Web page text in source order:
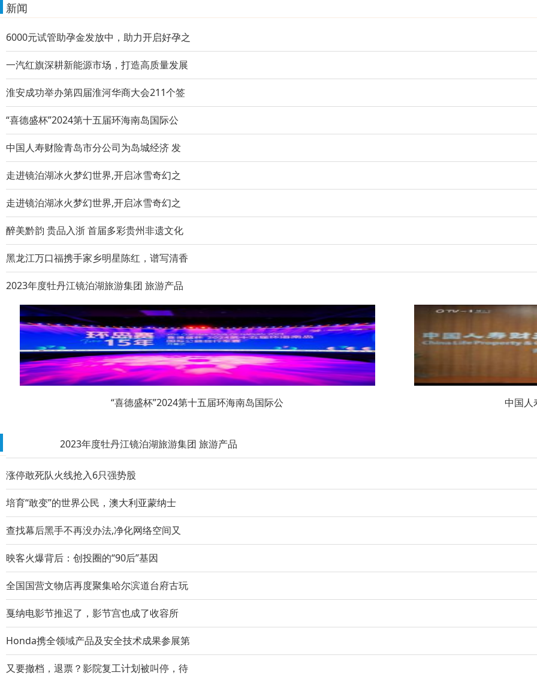
新闻
6000元试管助孕金发放中，助力开启好孕之
一汽红旗深耕新能源市场，打造高质量发展
淮安成功举办第四届淮河华商大会211个签
“喜德盛杯”2024第十五届环海南岛国际公
中国人寿财险青岛市分公司为岛城经济 发
走进镜泊湖冰火梦幻世界,开启冰雪奇幻之
走进镜泊湖冰火梦幻世界,开启冰雪奇幻之
醉美黔韵 贵品入浙 首届多彩贵州非遗文化
黑龙江万口福携手家乡明星陈红，谱写清香
2023年度牡丹江镜泊湖旅游集团 旅游产品
“喜德盛杯”2024第十五届环海南岛国际公 中国人
2023年度牡丹江镜泊湖旅游集团 旅游产品
艾恩伦特引领我国智能酿造设备标准，实现
七台河电信分公司开展庆七一户外健步走活
华人运通西部软件研发基地落户成都 推动
专利图曝光高合第二款车，或与HiPhiX呈“
装配式建筑ACC墙板得到央视名嘴韩乔生盛
高合汽车发布1000公里电池包升能服务及Hi
春暖花开，金牛送子：第二季春季百人好孕
全新传祺M8再升舱闪耀七台河,增配不增价
涨停敢死队火线抢入6只强势股
培育“敢变”的世界公民，澳大利亚蒙纳士
查找幕后黑手不再没办法,净化网络空间又
映客火爆背后：创投圈的“90后”基因
全国国营文物店再度聚集哈尔滨道台府古玩
戛纳电影节推迟了，影节宫也成了收容所
Honda携全领域产品及安全技术成果参展第
又要撤档，退票？影院复工计划被叫停，待